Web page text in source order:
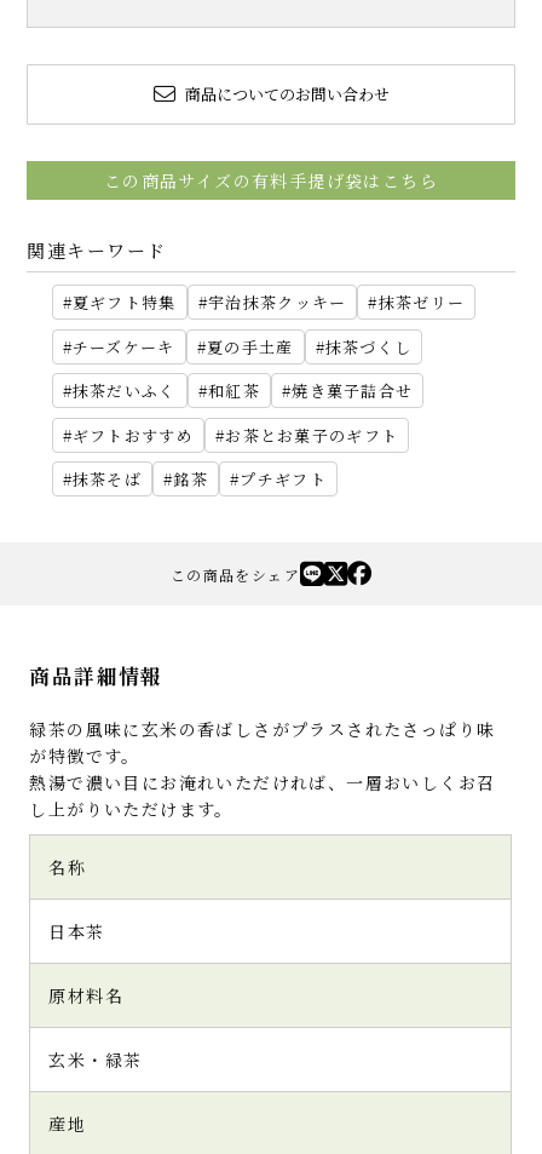
商品についてのお問い合わせ
この商品サイズの有料手提げ袋はこちら
関連キーワード
夏ギフト特集 宇治抹茶クッキー
抹茶ゼリー
チーズケーキ
夏の手土産
抹茶づくし
抹茶だいふく
和紅茶
焼き菓子詰合せ
ギフトおすすめ
お茶とお菓子のギフト
抹茶そば
銘茶 プチギフト
この商品をシェア
商品詳細情報
緑茶の風味に玄米の香ばしさがプラスされたさっぱり味
が特徴です。
熱湯で濃い目にお淹れいただければ、一層おいしくお召
し上がりいただけます。
名称
日本茶
原材料名
玄米・緑茶
産地